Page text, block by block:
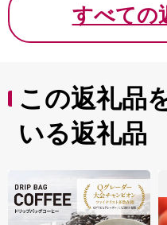
を生産しています。初秋
く光景は、生産量日本一
れています。自慢の青果
ルやプリザーブドフラワ
的で魅力ある返礼品を数
ふるさと納税を通じて八
すべての
この返礼品
いる返礼品